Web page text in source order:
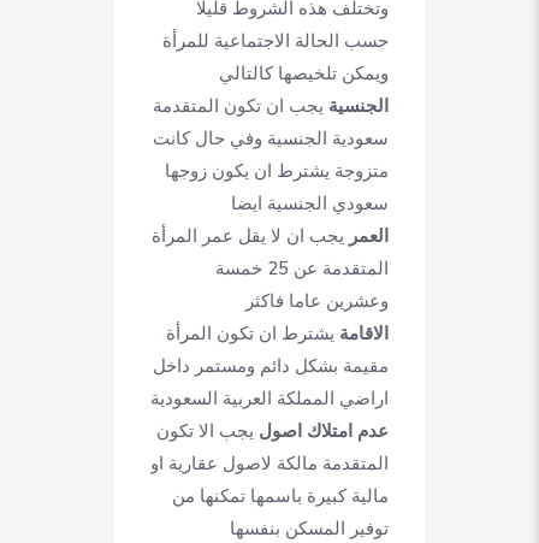
وتختلف هذه الشروط قليلا
حسب الحالة الاجتماعية للمرأة
ويمكن تلخيصها كالتالي
الجنسية يجب ان تكون المتقدمة
سعودية الجنسية وفي حال كانت
متزوجة يشترط ان يكون زوجها
سعودي الجنسية ايضا
العمر يجب ان لا يقل عمر المرأة
المتقدمة عن 25 خمسة
وعشرين عاما فاكثر
الاقامة يشترط ان تكون المرأة
مقيمة بشكل دائم ومستمر داخل
اراضي المملكة العربية السعودية
عدم امتلاك اصول يجب الا تكون
المتقدمة مالكة لاصول عقارية او
مالية كبيرة باسمها تمكنها من
توفير المسكن بنفسها